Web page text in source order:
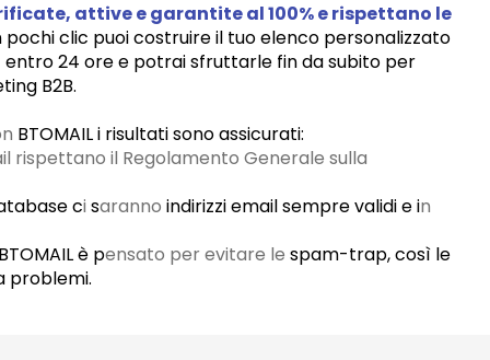
attive e garantite al 100%e rispettano le
clic puoi costruire il tuo elenco personalizzato
24 ore e potrai sfruttarle fin da subito per
B2B.
BTOMAIL i risultati sono assicurati:
rispettano il Regolamento Generale sulla
cisarannoindirizzi email sempre validi e in
è pensato per evitare lespam-trap, così le
problemi.